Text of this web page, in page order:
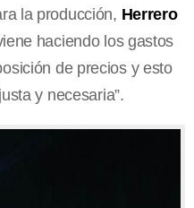
la producción, Herrero
haciendo los gastos
de precios y esto
y necesaria”.